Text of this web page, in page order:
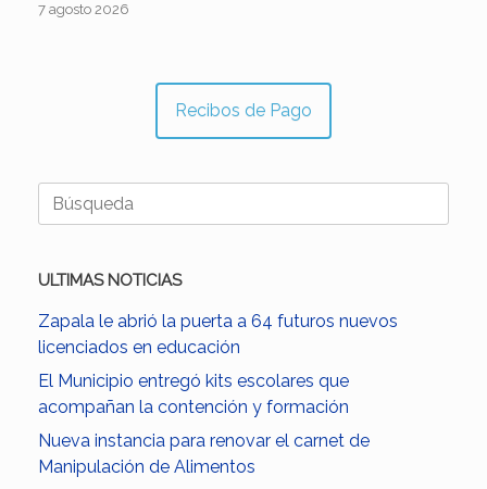
7 agosto 2026
Recibos de Pago
Buscar:
ULTIMAS NOTICIAS
Zapala le abrió la puerta a 64 futuros nuevos
licenciados en educación
El Municipio entregó kits escolares que
acompañan la contención y formación
Nueva instancia para renovar el carnet de
Manipulación de Alimentos